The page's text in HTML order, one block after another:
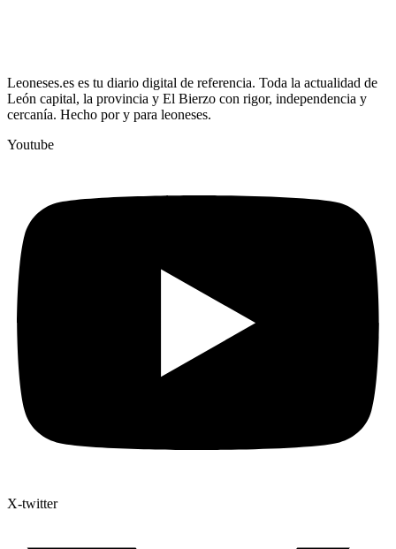
Leoneses.es es tu diario digital de referencia. Toda la actualidad de
León capital, la provincia y El Bierzo con rigor, independencia y
cercanía. Hecho por y para leoneses.
Youtube
X-twitter